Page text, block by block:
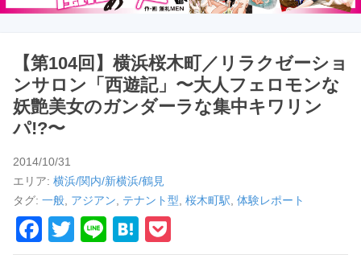
ー
ジ
途
下
車
の
ポ
＆
動
画
【第104回】横浜桜木町／リラクゼーショ
ンサロン「西遊記」〜大人フェロモンな
妖艶美女のガンダーラな集中キワリン
パ!?〜
2014/10/31
エリア: 横浜/関内/新横浜/鶴見
タグ: 一般, アジアン, テナント型, 桜木町駅, 体験レポート
F
a
T
wi
Li
n
H
at o